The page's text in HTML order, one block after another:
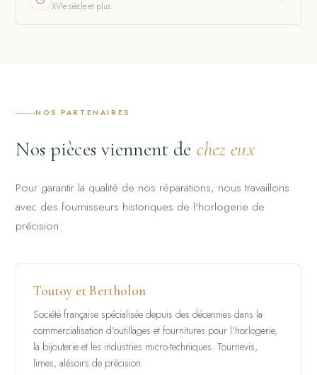
XVIe siècle et plus
NOS PARTENAIRES
Nos pièces viennent de chez eux
Pour garantir la qualité de nos réparations, nous travaillons
avec des fournisseurs historiques de l'horlogerie de
précision.
Toutoy et Bertholon
Société française spécialisée depuis des décennies dans la
commercialisation d'outillages et fournitures pour l'horlogerie,
la bijouterie et les industries micro-techniques. Tournevis,
limes, alésoirs de précision.